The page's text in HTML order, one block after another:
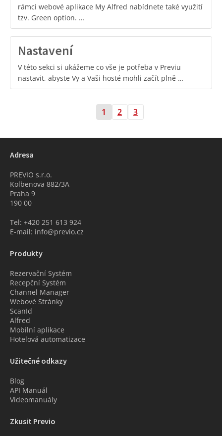
rámci webové aplikace My Alfred nabídnete také využití
tzv. Green option. …
Nastavení
V této sekci si ukážeme co vše je potřeba v Previu
nastavit, abyste Vy a Vaši hosté mohli začít plně …
1 2 3
Adresa
PREVIO s.r.o.
Kolbenova 882/3A
Praha 9
190 00
Tel: +420 251 613 924
E-mail: info@previo.cz
Produkty
Rezervační Systém
Recepční Systém
Channel Manager
Webové Stránky
ScanId
Alfred
Mobilní aplikace
Hotelová automatizace
Užitečné odkazy
Blog
API Manuál
Videomanuály
Zkusit Previo